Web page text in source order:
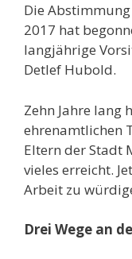
Die
2017 hat
langjährige
Detlef Hubold.
Zehn Jahre lang
ehrenamtlichen
Eltern der Stadt
vieles erreicht.
Arbeit zu
Drei Wege an